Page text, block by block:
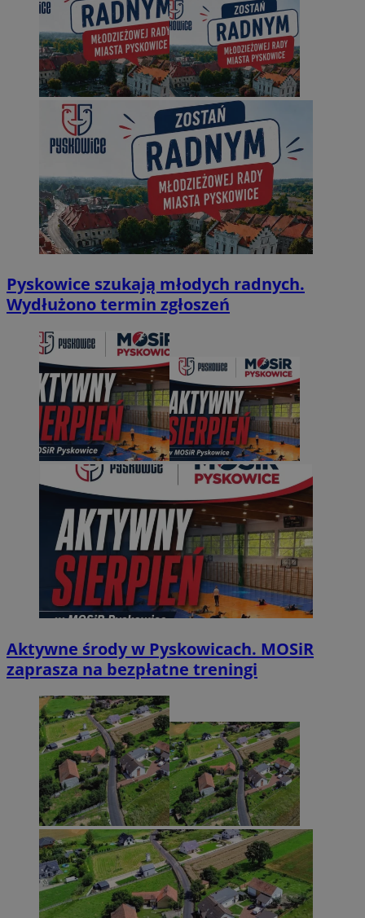
Pyskowice szukają młodych radnych.
Wydłużono termin zgłoszeń
Aktywne środy w Pyskowicach. MOSiR
zaprasza na bezpłatne treningi